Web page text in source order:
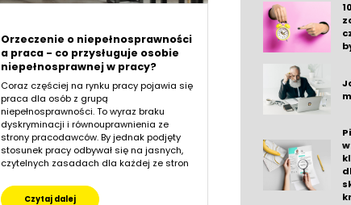
Orzeczenie o niepełnosprawności
a praca - co przysługuje osobie
niepełnosprawnej w pracy?
Coraz częściej na rynku pracy pojawia się
praca dla osób z grupą
niepełnosprawności. To wyraz braku
dyskryminacji i równouprawnienia ze
strony pracodawców. By jednak podjęty
stosunek pracy odbywał się na jasnych,
czytelnych zasadach dla każdej ze stron
Czytaj dalej